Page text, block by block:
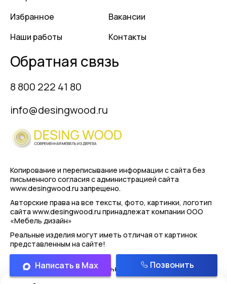
Избранное
Наши работы
Вакансии
Контакты
Обратная связь
8 800 222 41 80
info@desingwood.ru
Копирование и переписывание информации с сайта без
письменного согласия с администрацией сайта
www.desingwood.ru запрещено.
Авторские права на все тексты, фото, картинки, логотип
сайта www.desingwood.ru принадлежат компании ООО
«Мебель дизайн»
Реальные изделия могут иметь отличая от картинок
представленным на сайте!
Политика конфиденциальности
Написать в Max Позвонить